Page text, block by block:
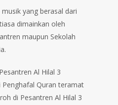
yang berasal dari
dimainkan oleh
maupun Sekolah
Al Hilal 3
Penghafal Quran teramat
di Pesantren Al Hilal 3